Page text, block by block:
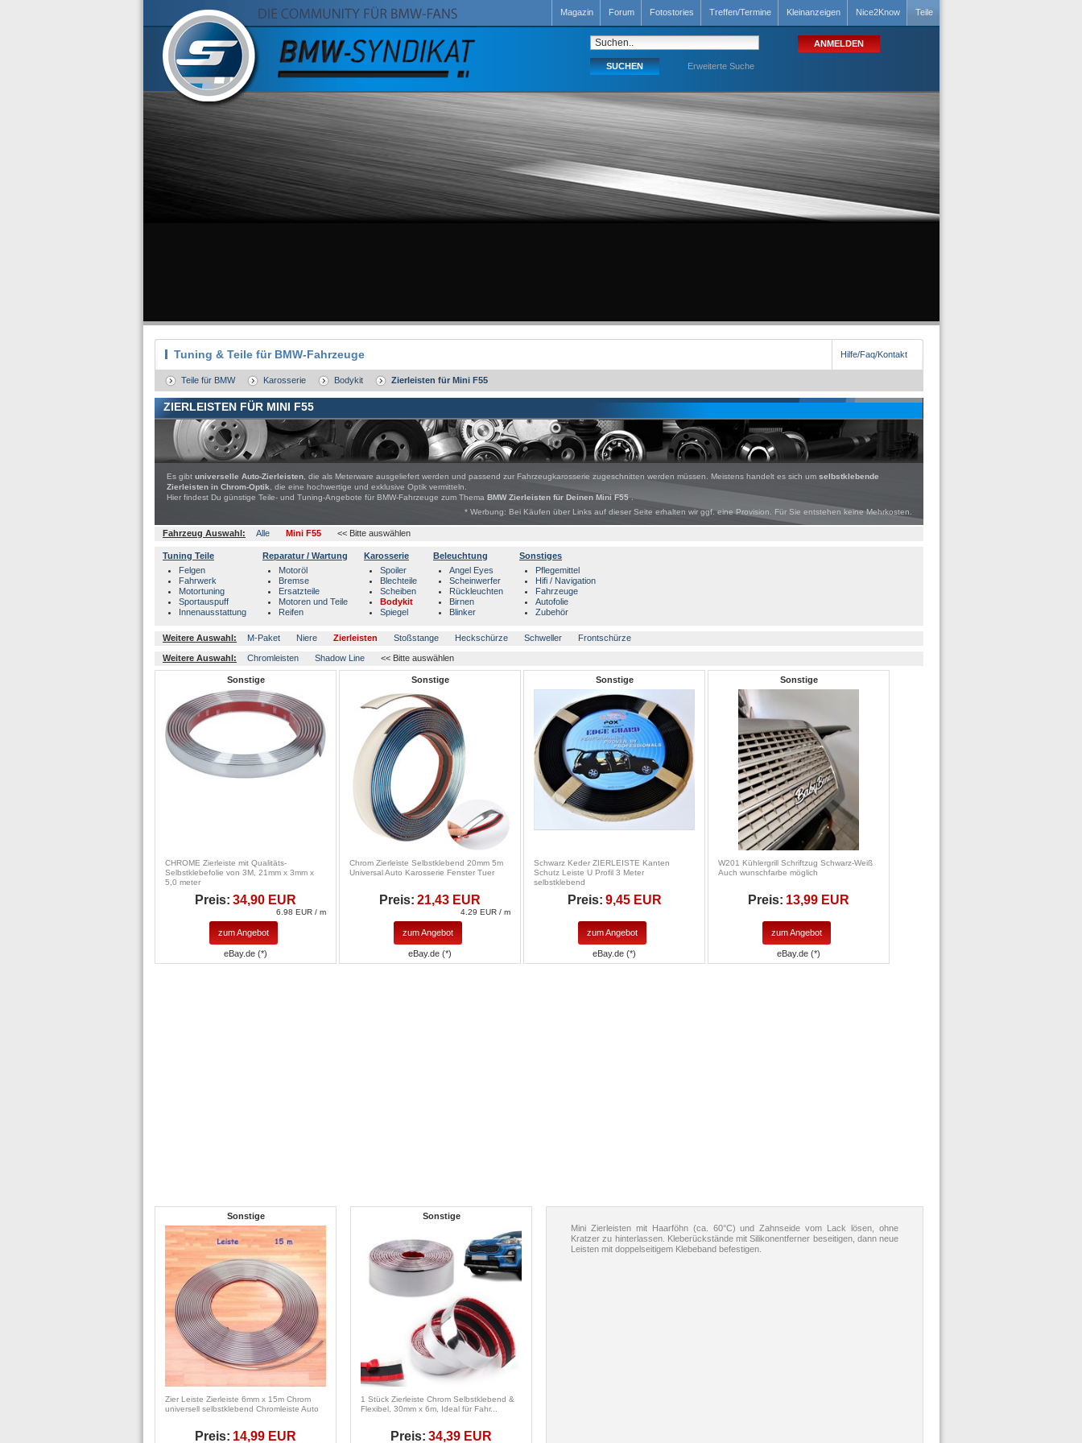
Magazin Forum Fotostories Treffen/Termine Kleinanzeigen Nice2Know Teile
Erweiterte Suche
Tuning & Teile für BMW-Fahrzeuge Hilfe/Faq/Kontakt
Teile für BMW Karosserie Bodykit Zierleisten für Mini F55
ZIERLEISTEN FÜR MINI F55
Es gibt universelle Auto-Zierleisten , die als Meterware ausgeliefert werden und passend zur Fahrzeugkarosserie zugeschnitten werden müssen. Meistens handelt es sich um selbstklebende
Zierleisten in Chrom-Optik , die eine hochwertige und exklusive Optik vermitteln.
Hier findest Du günstige Teile- und Tuning-Angebote für BMW-Fahrzeuge zum Thema BMW Zierleisten für Deinen Mini F55.
* Werbung: Bei Käufen über Links auf dieser Seite erhalten wir ggf. eine Provision. Für Sie entstehen keine Mehrkosten.
Fahrzeug Auswahl: Alle Mini F55 << Bitte auswählen
Tuning Teile
Felgen
Fahrwerk
Motortuning
Sportauspuff
Innenausstattung
Reparatur / Wartung
Motoröl
Bremse
Ersatzteile
Motoren und Teile
Reifen
Karosserie
Spoiler
Blechteile
Scheiben
Bodykit
Spiegel
Beleuchtung
Angel Eyes
Scheinwerfer
Rückleuchten
Birnen
Blinker
Sonstiges
Pflegemittel
Hifi / Navigation
Fahrzeuge
Autofolie
Zubehör
Weitere Auswahl: M-Paket Niere Zierleisten Stoßstange Heckschürze Schweller Frontschürze
Weitere Auswahl: Chromleisten Shadow Line << Bitte auswählen
Sonstige
CHROME Zierleiste mit Qualitäts-
Selbstklebefolie von 3M, 21mm x 3mm x
5,0 meter
Preis: 34,90 EUR
6.98 EUR / m
zum Angebot
eBay.de (*)
Sonstige
Chrom Zierleiste Selbstklebend 20mm 5m
Universal Auto Karosserie Fenster Tuer
Preis: 21,43 EUR
4.29 EUR / m
zum Angebot
eBay.de (*)
Sonstige
Schwarz Keder ZIERLEISTE Kanten
Schutz Leiste U Profil 3 Meter
selbstklebend
Preis: 9,45 EUR
zum Angebot
eBay.de (*)
Sonstige
W201 Kühlergrill Schriftzug Schwarz-Weiß
Auch wunschfarbe möglich
Preis: 13,99 EUR
zum Angebot
eBay.de (*)
Sonstige
Zier Leiste Zierleiste 6mm x 15m Chrom
universell selbstklebend Chromleiste Auto
Preis: 14,99 EUR
Sonstige
1 Stück Zierleiste Chrom Selbstklebend &
Flexibel, 30mm x 6m, Ideal für Fahr...
Preis: 34,39 EUR
Mini Zierleisten mit Haarföhn (ca. 60°C) und Zahnseide vom Lack lösen, ohne
Kratzer zu hinterlassen. Kleberückstände mit Silikonentferner beseitigen, dann neue
Leisten mit doppelseitigem Klebeband befestigen.